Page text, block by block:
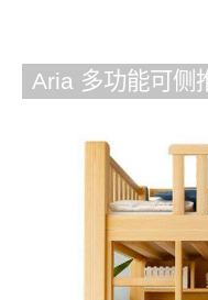
Aria 多功能可侧